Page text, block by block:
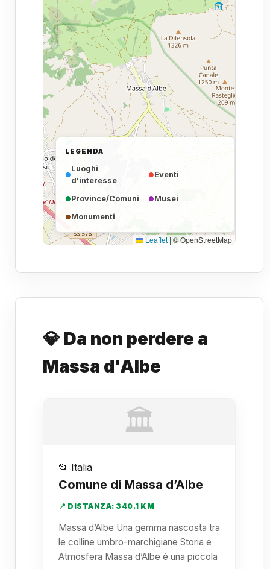
Leaflet | © OpenStreetMap
LEGENDA
Luoghi
d'interesse
Eventi
Province/Comuni
Musei
Monumenti
💎 Da non perdere a
Massa d'Albe
🏛️
📂 Italia
Comune di Massa d’Albe
📍 DISTANZA: 340.1 KM
Massa d’Albe Una gemma nascosta tra
le colline umbro-marchigiane Storia e
Atmosfera Massa d’Albe è una piccola